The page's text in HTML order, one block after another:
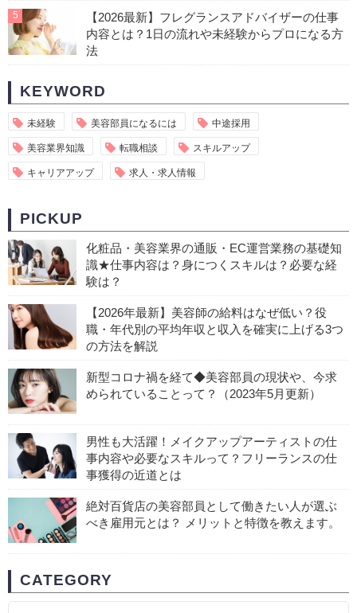
5
【2026最新】フレグランスアドバイザーの仕事
内容とは？1日の流れや未経験からプロになる方
法
KEYWORD
未経験 美容部員になるには 中途採用
美容業界知識 転職相談 スキルアップ
キャリアアップ 求人・求人情報
PICKUP
化粧品・美容業界の通販・EC運営業務の基礎知
識★仕事内容は？身につくスキルは？必要な経
験は？
【2026年最新】美容師の給料はなぜ低い？役
職・年代別の平均年収と収入を確実に上げる3つ
の方法を解説
新型コロナ禍を経て◆美容部員の現状や、今求
められていることって？（2023年5月更新）
男性も大活躍！メイクアップアーティストの仕
事内容や必要なスキルって？フリーランスの仕
事獲得の近道とは
絶対百貨店の美容部員として働きたい人が選ぶ
べき雇用元とは？ メリットと特徴を教えます。
CATEGORY